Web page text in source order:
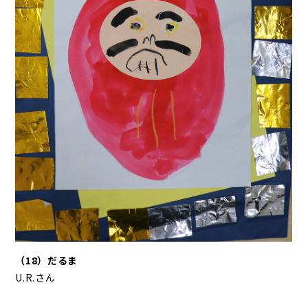
（18）だるま
U.R.さん